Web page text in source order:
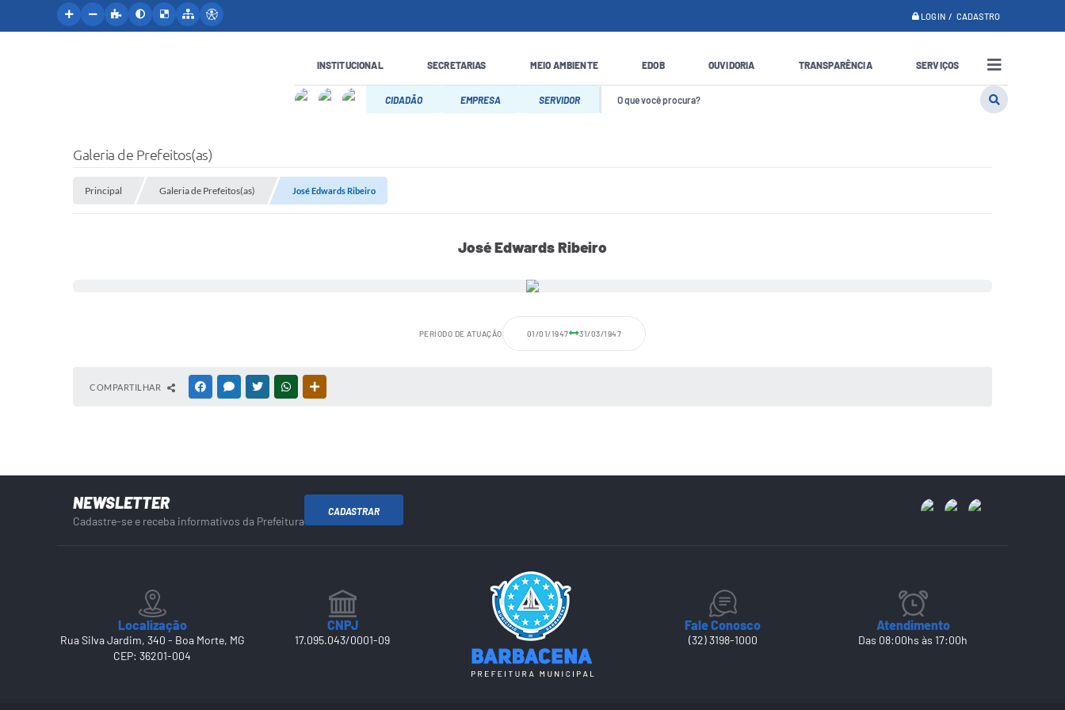
LOGIN / CADASTRO
INSTITUCIONAL SECRETARIAS MEIO AMBIENTE EDOB OUVIDORIA TRANSPARÊNCIA SERVIÇOS
CIDADÃO EMPRESA SERVIDOR
Galeria de Prefeitos(as)
Principal Galeria de Prefeitos(as) José Edwards Ribeiro
José Edwards Ribeiro
PERÍODO DE ATUAÇÃO 01/01/1947 31/03/1947
COMPARTILHAR FACEBOOKMESSENGER
TWITTERWHATSAPP
NEWSLETTER
Cadastre-se e receba informativos da Prefeitura
CADASTRAR
Localização
Rua Silva Jardim, 340 - Boa Morte, MG
CEP: 36201-004
CNPJ
17.095.043/0001-09
Fale Conosco
(32) 3198-1000
Atendimento
Das 08:00hs às 17:00h